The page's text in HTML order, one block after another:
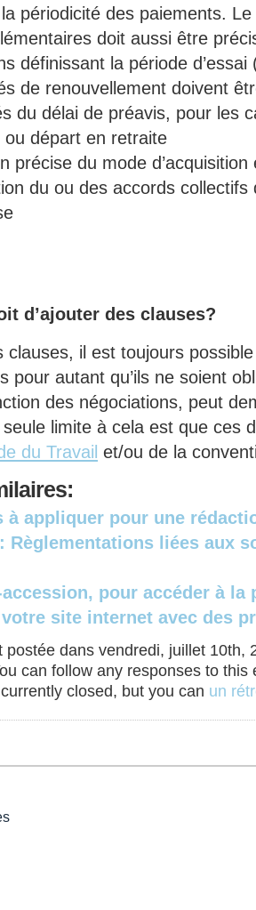
la périodicité des paiements.
doit aussi être
définissant la période
de renouvellement doivent
du délai de préavis, pour les
ou départ en retraite
précise du mode
du ou des accords collectifs
d’ajouter des clauses?
clauses, il est toujours
pour autant qu’ils ne soient
des négociations, peut
limite à cela est que ces
du Travail et/ou de la
à appliquer pour une
Règlementations liées aux
pour accéder à
votre site internet avec des
postée dans vendredi, juillet 10th,
can follow any responses to
closed, but you can un